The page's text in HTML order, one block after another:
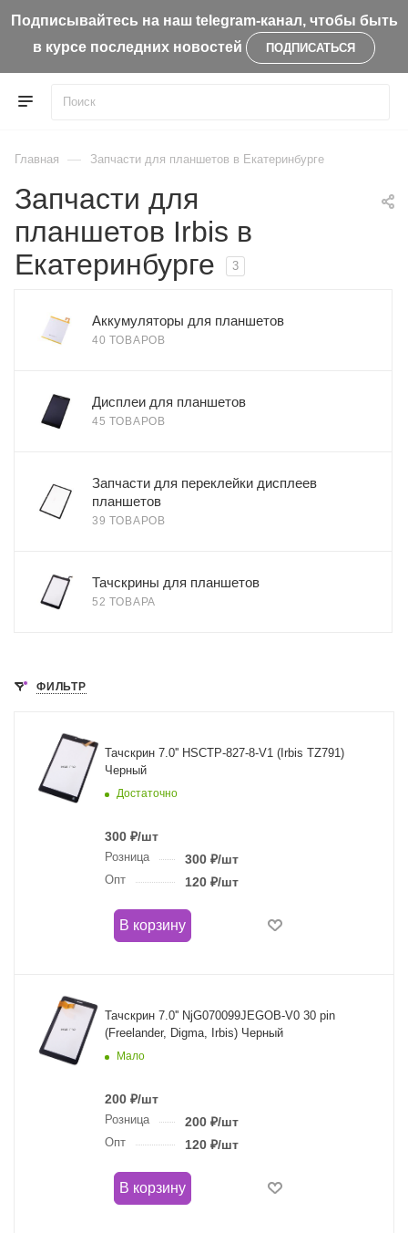
Подписывайтесь на наш telegram-канал, чтобы быть
в курсе последних новостей
ПОДПИСАТЬСЯ
Главная — Запчасти для планшетов в Екатеринбурге
Запчасти для
планшетов Irbis в
Екатеринбурге
3
Аккумуляторы для планшетов
40 ТОВАРОВ
Дисплеи для планшетов
45 ТОВАРОВ
Запчасти для переклейки дисплеев
планшетов
39 ТОВАРОВ
Тачскрины для планшетов
52 ТОВАРА
ФИЛЬТР
Тачскрин 7.0'' HSCTP-827-8-V1 (Irbis TZ791)
Черный
Достаточно
300 ₽/шт
Розница 300₽/шт
Опт 120₽/шт
В корзину
Тачскрин 7.0'' NjG070099JEGOB-V0 30 pin
(Freelander, Digma, Irbis) Черный
Мало
200 ₽/шт
Розница 200₽/шт
Опт 120₽/шт
В корзину